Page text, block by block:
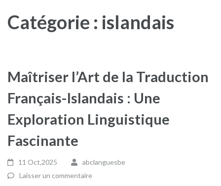
Catégorie : islandais
Maîtriser l’Art de la Traduction
Français-Islandais : Une
Exploration Linguistique
Fascinante
11 Oct,2025
abclanguesbe
Laisser un commentaire